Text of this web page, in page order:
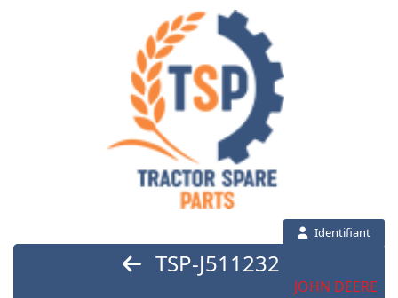
Identifiant
TSP-J511232
JOHN DEERE